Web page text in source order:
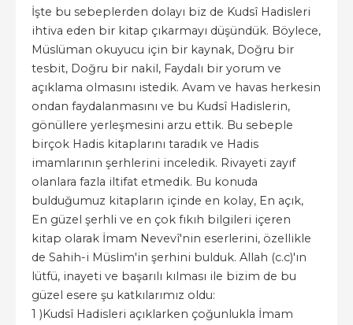
İşte bu sebeplerden dolayı biz de Kudsî Hadisleri
ihtiva eden bir kitap çıkarmayı düşündük. Böylece,
Müslüman okuyucu için bir kaynak, Doğru bir
tesbit, Doğru bir nakil, Faydalı bir yorum ve
açıklama olmasını istedik. Avam ve havas herkesin
ondan faydalanmasını ve bu Kudsî Hadislerin,
gönüllere yerleşmesini arzu ettik. Bu sebeple
birçok Hadis kitaplarını taradık ve Hadis
imamlarının şerhlerini inceledik. Rivayeti zayıf
olanlara fazla iltifat etmedik. Bu konuda
bulduğumuz kitapların içinde en kolay, En açık,
En güzel şerhli ve en çok fıkıh bilgileri içeren
kitap olarak İmam Nevevî'nin eserlerini, özellikle
de Sahih-i Müslim'in şerhini bulduk. Allah (c.c)'ın
lütfü, inayeti ve başarılı kılması ile bizim de bu
güzel esere şu katkılarımız oldu:
1 )Kudsî Hadisleri açıklarken çoğunlukla İmam